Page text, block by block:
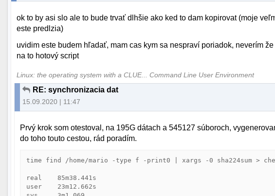
ok to by asi slo ale to bude trvať dlhšie ako ked to dam kopirovat (moje
este predlzia)
uvidim este budem hľadať, mam cas kym sa nespraví poriadok, neverím
na to hotový script
Linux: the operating system with a CLUE... Command Line User Environment
RE: synchronizacia dat
15.09.2020 | 11:47
Prvý krok som otestoval, na 195G dátach a 545127 súboroch,
do toho touto cestou, rád poradím.
time find /home/mario -type f -print0 | xargs -0 sha224sum >
real    85m38.441s
user    23m12.662s